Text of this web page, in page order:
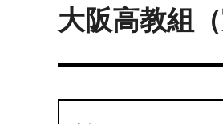
大阪高教組